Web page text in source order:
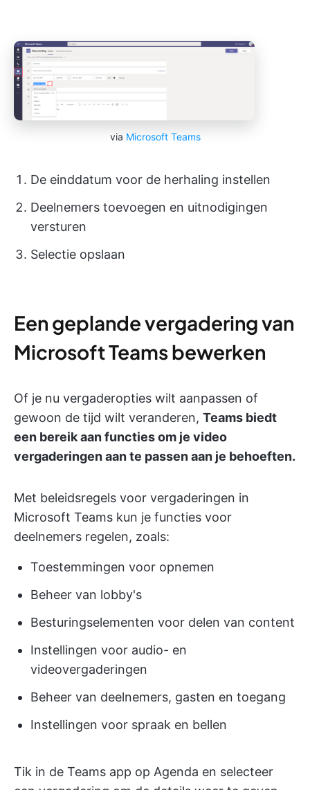
via Microsoft Teams
De einddatum voor de herhaling instellen
Deelnemers toevoegen en uitnodigingen
versturen
Selectie opslaan
Een geplande vergadering van
Microsoft Teams bewerken
Of je nu vergaderopties wilt aanpassen of
gewoon de tijd wilt veranderen, Teams biedt
een bereik aan functies om je video
vergaderingen aan te passen aan je behoeften.
Met beleidsregels voor vergaderingen in
Microsoft Teams kun je functies voor
deelnemers regelen, zoals:
Toestemmingen voor opnemen
Beheer van lobby's
Besturingselementen voor delen van content
Instellingen voor audio- en
videovergaderingen
Beheer van deelnemers, gasten en toegang
Instellingen voor spraak en bellen
Tik in de Teams app op Agenda en selecteer